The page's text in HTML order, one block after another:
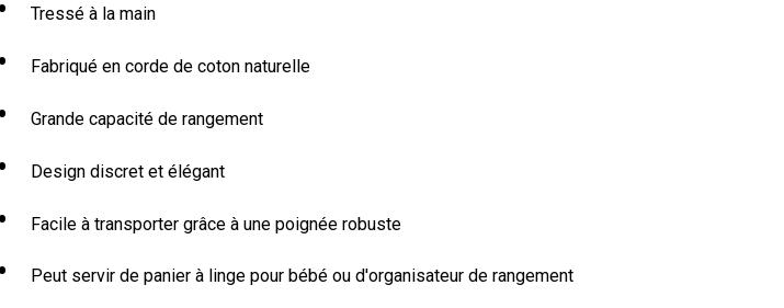
Tressé à la main
Fabriqué en corde de coton naturelle
Grande capacité de rangement
Design discret et élégant
Facile à transporter grâce à une poignée robuste
Peut servir de panier à linge pour bébé ou d'organisateur de rangement